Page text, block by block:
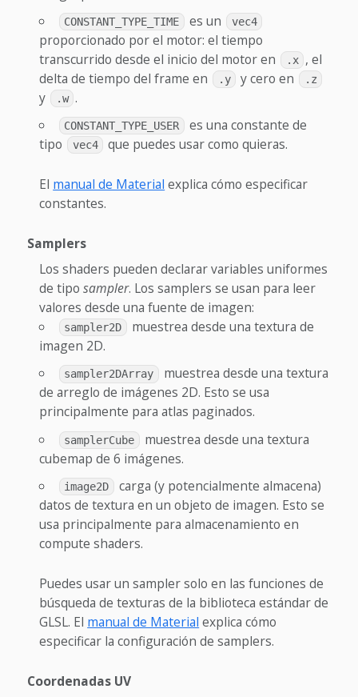
CONSTANT_TYPE_TIME es un vec4
proporcionado por el motor: el tiempo
transcurrido desde el inicio del motor en
.x , el
delta de tiempo del frame en
.y y cero en .z
y .w .
CONSTANT_TYPE_USER
es una constante de
tipo
vec4 que puedes usar como quieras.
El manual de Material explica cómo especificar
constantes.
Samplers
Los shaders pueden declarar variables uniformes
de tiposampler. Los samplers se usan para leer
valores desde una fuente de imagen:
sampler2D
muestrea desde una textura de
imagen 2D.
sampler2DArray
muestrea desde una textura
de arreglo de imágenes 2D. Esto se usa
principalmente para atlas paginados.
samplerCube
muestrea desde una textura
cubemap de 6 imágenes.
image2D
carga (y potencialmente almacena)
datos de textura en un objeto de imagen. Esto se
usa principalmente para almacenamiento en
compute shaders.
Puedes usar un sampler solo en las funciones de
búsqueda de texturas de la biblioteca estándar de
GLSL. El manual de Material explica cómo
especificar la configuración de samplers.
Coordenadas UV